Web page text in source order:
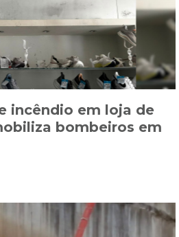
incêndio em loja de
bombeiros em